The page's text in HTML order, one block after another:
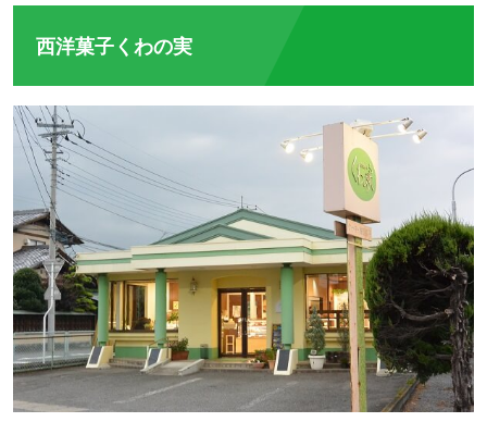
西洋菓子くわの実